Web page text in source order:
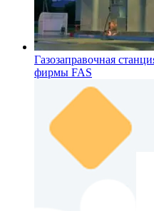
Газозаправочная
фирмы FAS